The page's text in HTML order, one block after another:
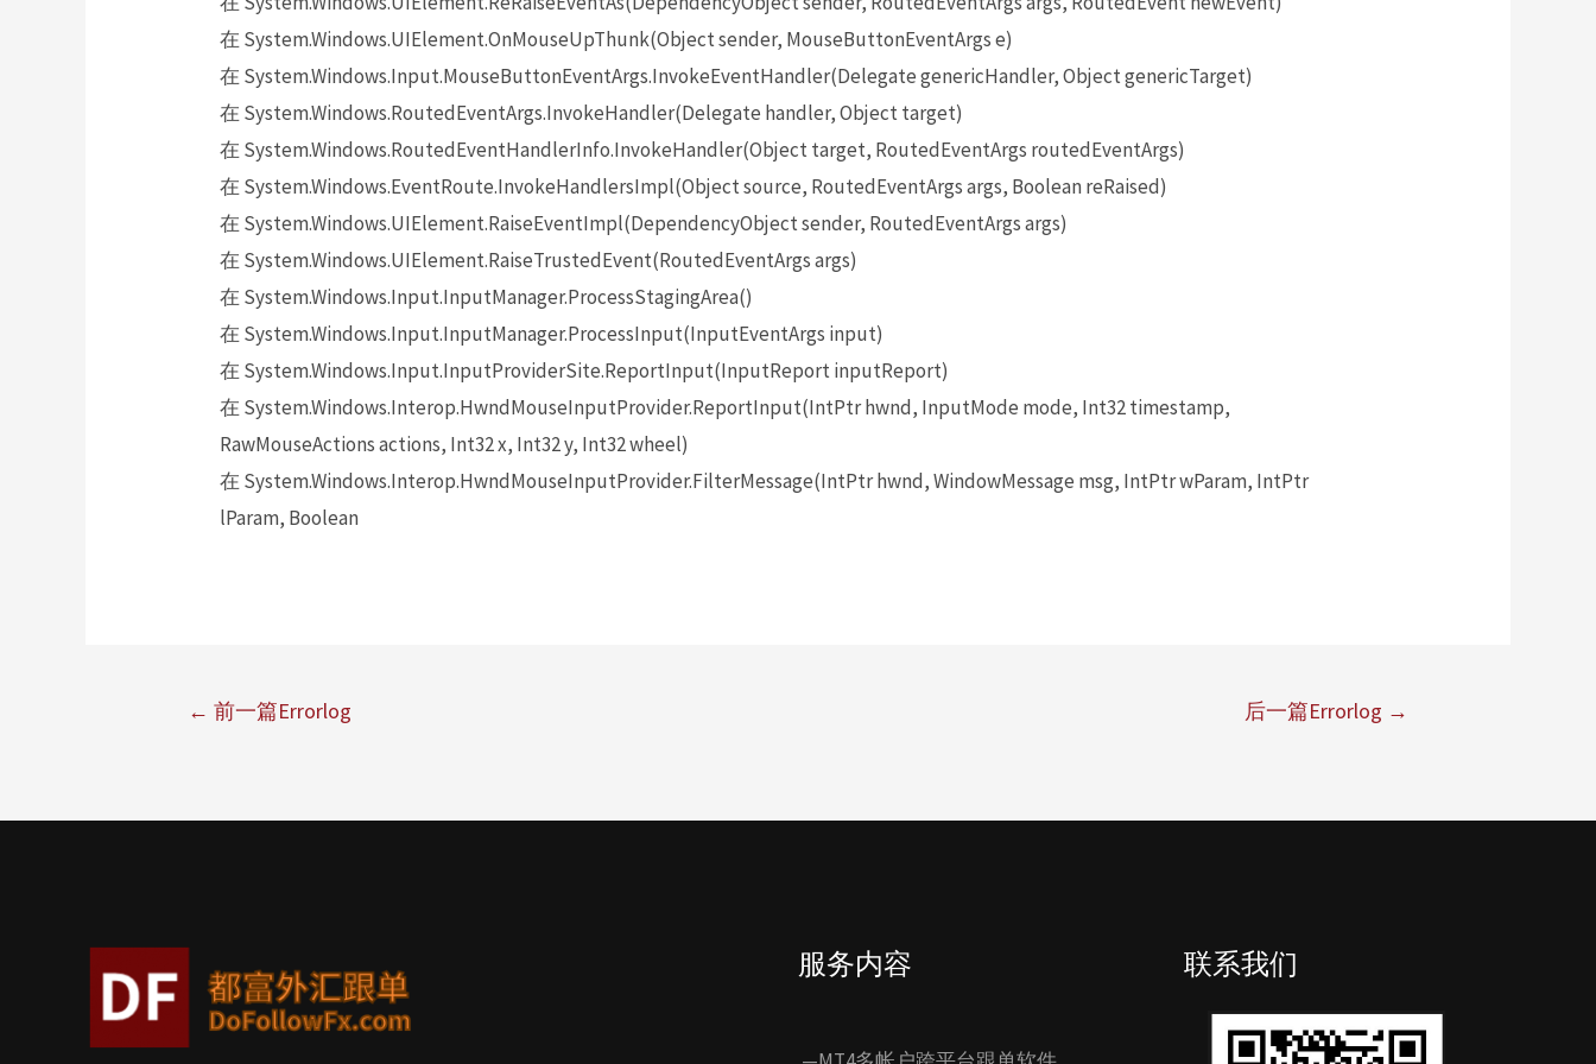
在 System.Windows.UIElement.OnMouseUpThunk(Object sender, MouseButtonEventArgs e)
在 System.Windows.Input.MouseButtonEventArgs.InvokeEventHandler(Delegate genericHandler, Object genericTarget)
在 System.Windows.RoutedEventArgs.InvokeHandler(Delegate handler, Object target)
在 System.Windows.RoutedEventHandlerInfo.InvokeHandler(Object target, RoutedEventArgs routedEventArgs)
在 System.Windows.EventRoute.InvokeHandlersImpl(Object source, RoutedEventArgs args, Boolean reRaised)
在 System.Windows.UIElement.RaiseEventImpl(DependencyObject sender, RoutedEventArgs args)
在 System.Windows.UIElement.RaiseTrustedEvent(RoutedEventArgs args)
在 System.Windows.Input.InputManager.ProcessStagingArea()
在 System.Windows.Input.InputManager.ProcessInput(InputEventArgs input)
在 System.Windows.Input.InputProviderSite.ReportInput(InputReport inputReport)
在 System.Windows.Interop.HwndMouseInputProvider.ReportInput(IntPtr hwnd, InputMode mode, Int32 timestamp,
RawMouseActions actions, Int32 x, Int32 y, Int32 wheel)
在 System.Windows.Interop.HwndMouseInputProvider.FilterMessage(IntPtr hwnd, WindowMessage msg, IntPtr wParam, IntPtr
lParam, Boolean
← 前一篇Errorlog 后一篇Errorlog →
服务内容 联系我们